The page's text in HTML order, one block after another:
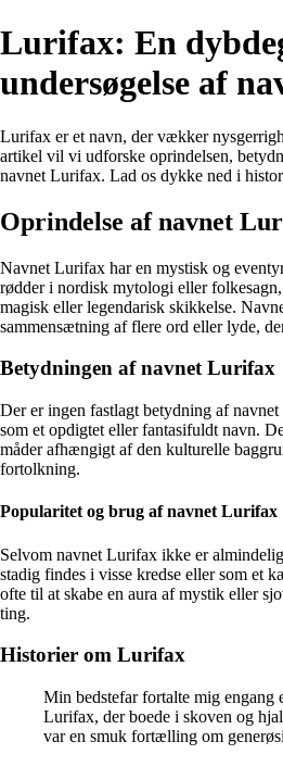
Lurifax: En
undersøgelse af
Lurifax er et navn, der vækker
artikel vil vi udforske oprindelsen,
navnet Lurifax. Lad os dykke ned i
Oprindelse af navnet
Navnet Lurifax har en mystisk og
rødder i nordisk mytologi eller
magisk eller legendarisk skikkelse.
sammensætning af flere ord eller lyde,
Betydningen af navnet Lurifax
Der er ingen fastlagt betydning af
som et opdigtet eller fantasifuldt navn.
måder afhængigt af den kulturelle
fortolkning.
Popularitet og brug af navnet Lurifax
Selvom navnet Lurifax ikke er
stadig findes i visse kredse eller som et
ofte til at skabe en aura af mystik eller
ting.
Historier om Lurifax
Min bedstefar fortalte mig engang
Lurifax, der boede i skoven og
var en smuk fortælling om